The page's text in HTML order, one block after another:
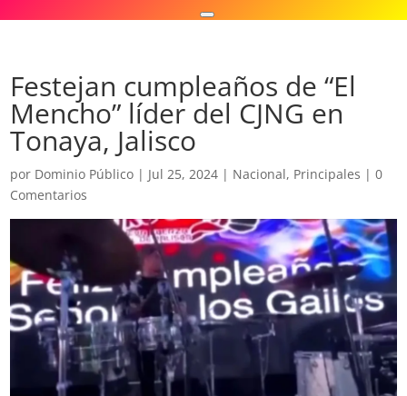
Festejan cumpleaños de “El
Mencho” líder del CJNG en
Tonaya, Jalisco
por Dominio Público | Jul 25, 2024 | Nacional, Principales |0
Comentarios